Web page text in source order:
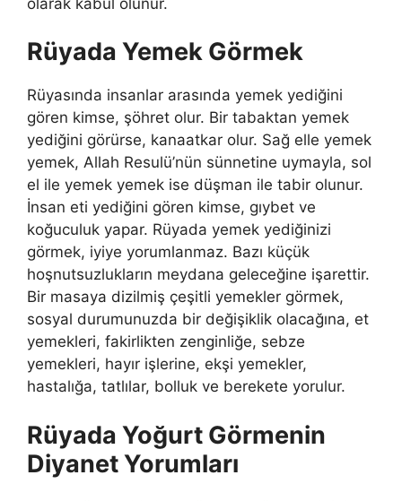
Rüyada Yemek Görmek
Rüyasında insanlar arasında yemek yediğini
gören kimse, şöhret olur. Bir tabaktan yemek
yediğini görürse, kanaatkar olur. Sağ elle yemek
yemek, Allah Resulü’nün sünnetine uymayla, sol
el ile yemek yemek ise düşman ile tabir olunur.
İnsan eti yediğini gören kimse, gıybet ve
koğuculuk yapar. Rüyada yemek yediğinizi
görmek, iyiye yorumlanmaz. Bazı küçük
hoşnutsuzlukların meydana geleceğine işarettir.
Bir masaya dizilmiş çeşitli yemekler görmek,
sosyal durumunuzda bir değişiklik olacağına, et
yemekleri, fakirlikten zenginliğe, sebze
yemekleri, hayır işlerine, ekşi yemekler,
hastalığa, tatlılar, bolluk ve berekete yorulur.
Rüyada Yoğurt Görmenin
Diyanet Yorumları